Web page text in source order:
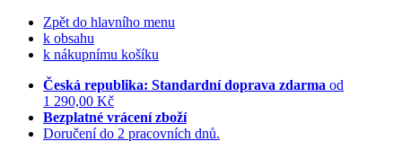
Zpět do hlavního menu
k obsahu
k nákupnímu košíku
Česká republika: Standardní doprava zdarma od
1 290,00 Kč
Bezplatné vrácení zboží
Doručení do 2 pracovních dnů.